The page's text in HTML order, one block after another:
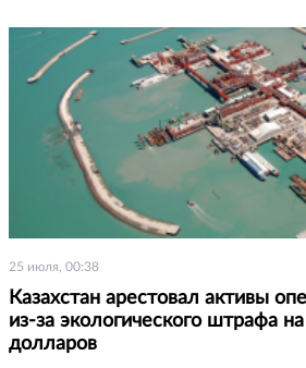
25 июля, 00:38
Казахстан арестовал активы
из-за экологического штрафа
долларов